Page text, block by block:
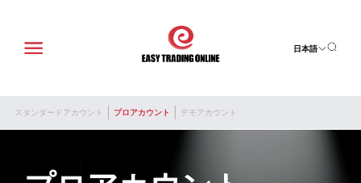
日本語
スタンダードアカウント プロアカウント デモアカウント